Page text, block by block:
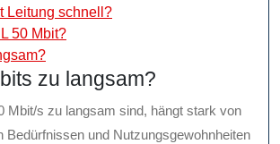
Leitung schnell?
50 Mbit?
zu langsam?
Mbit/s zu langsam sind, hängt stark von
Bedürfnissen und Nutzungsgewohnheiten